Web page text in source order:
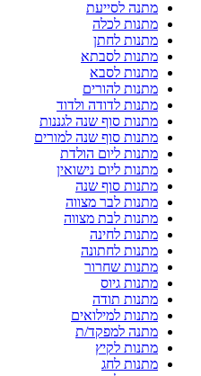
מתנה לסייעת
מתנות לכלה
מתנות לחתן
מתנות לסבתא
מתנות לסבא
מתנות להורים
מתנות לדודה ולדוד
מתנות סוף שנה לגננות
מתנות סוף שנה למורים
מתנות ליום הולדת
מתנות ליום נישואין
מתנות סוף שנה
מתנות לבר מצווה
מתנות לבת מצווה
מתנות לחינה
מתנות לחתונה
מתנות שחרור
מתנות גיוס
מתנות תודה
מתנות למילואים
מתנה למפקד/ת
מתנות לקיץ
מתנות לחג